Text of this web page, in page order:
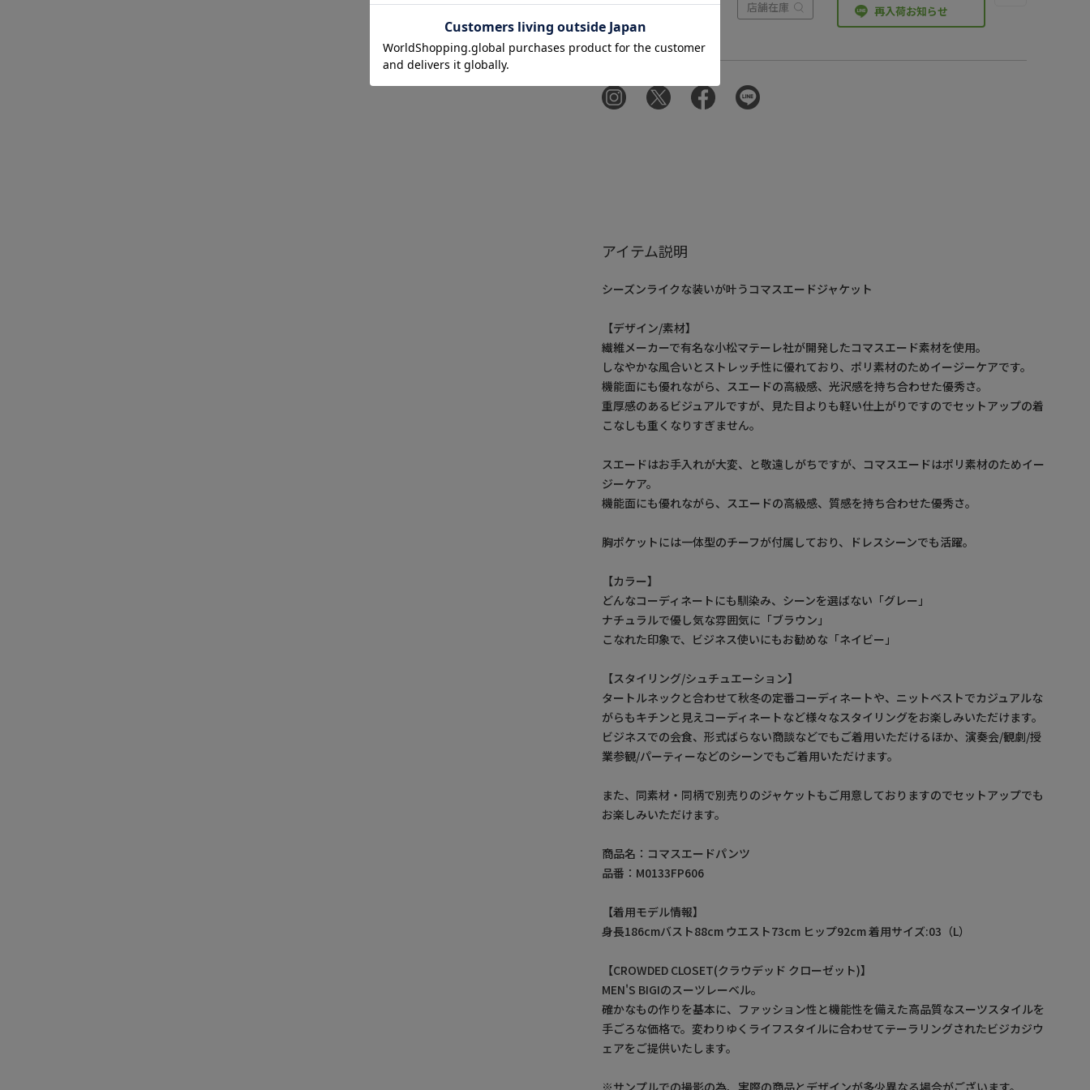
店舗在庫 再入荷お知らせ
アイテム説明
シーズンライクな装いが叶うコマスエードジャケット
【デザイン/素材】
繊維メーカーで有名な小松マテーレ社が開発したコマスエード素材を使用。
しなやかな風合いとストレッチ性に優れており、ポリ素材のためイージーケアです。
機能面にも優れながら、スエードの高級感、光沢感を持ち合わせた優秀さ。
重厚感のあるビジュアルですが、見た目よりも軽い仕上がりですのでセットアップの着
こなしも重くなりすぎません。
スエードはお手入れが大変、と敬遠しがちですが、コマスエードはポリ素材のためイー
ジーケア。
機能面にも優れながら、スエードの高級感、質感を持ち合わせた優秀さ。
胸ポケットには一体型のチーフが付属しており、ドレスシーンでも活躍。
【カラー】
どんなコーディネートにも馴染み、シーンを選ばない「グレー」
ナチュラルで優し気な雰囲気に「ブラウン」
こなれた印象で、ビジネス使いにもお勧めな「ネイビー」
【スタイリング/シュチュエーション】
タートルネックと合わせて秋冬の定番コーディネートや、ニットベストでカジュアルな
がらもキチンと見えコーディネートなど様々なスタイリングをお楽しみいただけます。
ビジネスでの会食、形式ばらない商談などでもご着用いただけるほか、演奏会/観劇/授
業参観/パーティーなどのシーンでもご着用いただけます。
また、同素材・同柄で別売りのジャケットもご用意しておりますのでセットアップでも
お楽しみいただけます。
商品名：コマスエードパンツ
品番：M0133FP606
【着用モデル情報】
身長186cmバスト88cm ウエスト73cm ヒップ92cm 着用サイズ:03（L）
【CROWDED CLOSET(クラウデッド クローゼット)】
MEN'S BIGIのスーツレーベル。
確かなもの作りを基本に、ファッション性と機能性を備えた高品質なスーツスタイルを
手ごろな価格で。変わりゆくライフスタイルに合わせてテーラリングされたビジカジウ
ェアをご提供いたします。
※サンプルでの撮影の為、実際の商品とデザインが多少異なる場合がございます。